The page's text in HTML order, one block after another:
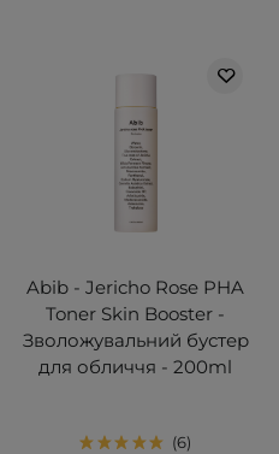
Abib - Jericho Rose PHA
Toner Skin Booster -
Зволожувальний бустер
для обличчя - 200ml
6